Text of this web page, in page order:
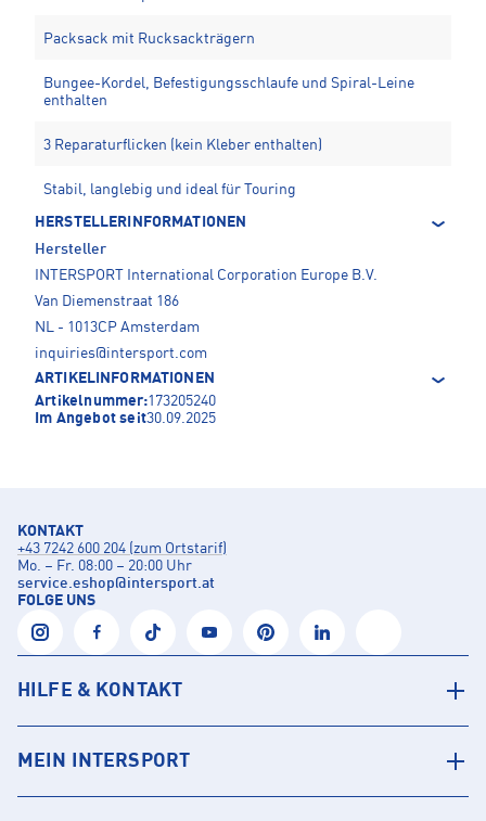
Packsack mit Rucksackträgern
Bungee-Kordel, Befestigungsschlaufe und Spiral-Leine
enthalten
3 Reparaturflicken (kein Kleber enthalten)
Stabil, langlebig und ideal für Touring
HERSTELLERINFORMATIONEN
Hersteller
INTERSPORT International Corporation Europe B.V.
Van Diemenstraat 186
NL - 1013CP Amsterdam
inquiries@intersport.com
ARTIKELINFORMATIONEN
Artikelnummer:173205240
Im Angebot seit30.09.2025
KONTAKT
+43 7242 600 204 (zum Ortstarif)
Mo. – Fr. 08:00 – 20:00 Uhr
service.eshop@intersport.at
FOLGE UNS
HILFE & KONTAKT
MEIN INTERSPORT